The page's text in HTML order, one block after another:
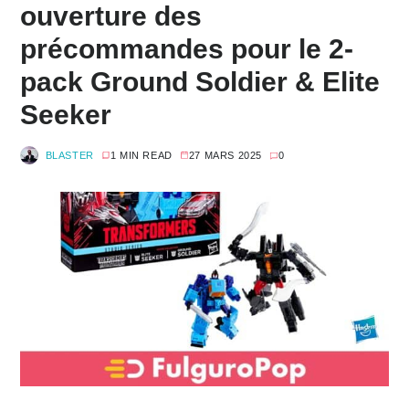
ouverture des
précommandes pour le 2-
pack Ground Soldier & Elite
Seeker
BLASTER 1 MIN READ 27 MARS 2025 0